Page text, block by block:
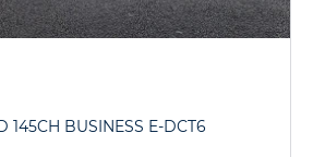
145CH BUSINESS E-DCT6